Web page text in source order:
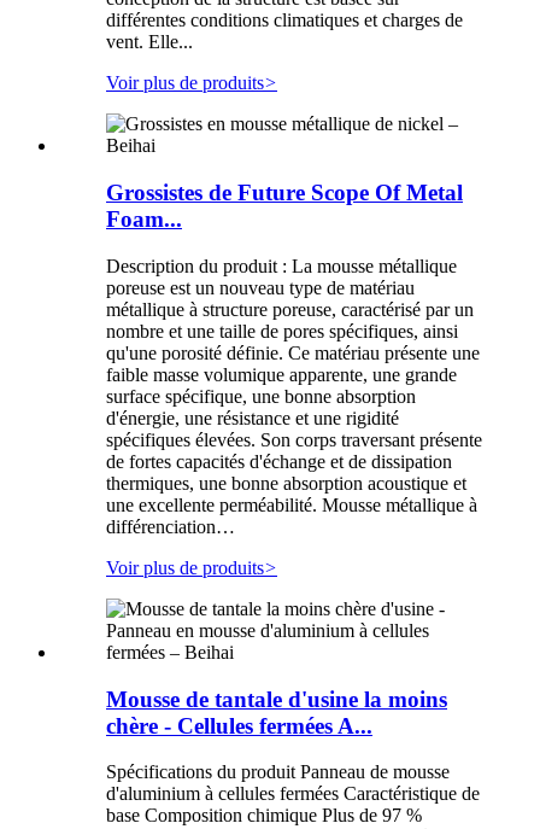
différentes conditions climatiques et charges de
vent. Elle...
Voir plus de produits>
Grossistes de Future Scope Of Metal
Foam...
Description du produit : La mousse métallique
poreuse est un nouveau type de matériau
métallique à structure poreuse, caractérisé par un
nombre et une taille de pores spécifiques, ainsi
qu'une porosité définie. Ce matériau présente une
faible masse volumique apparente, une grande
surface spécifique, une bonne absorption
d'énergie, une résistance et une rigidité
spécifiques élevées. Son corps traversant présente
de fortes capacités d'échange et de dissipation
thermiques, une bonne absorption acoustique et
une excellente perméabilité. Mousse métallique à
différenciation…
Voir plus de produits>
Mousse de tantale d'usine la moins
chère - Cellules fermées A...
Spécifications du produit Panneau de mousse
d'aluminium à cellules fermées Caractéristique de
base Composition chimique Plus de 97 %